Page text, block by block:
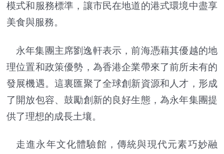
模式和服務標準，讓市民在地道的港式環境中盡享
美食與服務。
永年集團主席劉逸軒表示，前海憑藉其優越的地
理位置和政策優勢，為香港企業帶來了前所未有的
發展機遇。這裏匯聚了全球創新資源和人才，形成
了開放包容、鼓勵創新的良好生態，為永年集團提
供了理想的成長土壤。
走進永年文化體驗館，傳統與現代元素巧妙融